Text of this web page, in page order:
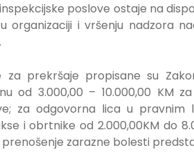
poslove ostaje na
organizaciji i vršenju nadzora
za prekršaje propisane su
od 3.000,00 – 10.000,00 KM
za odgovorna lica u pravnim
i obrtnike od 2.000,00KM do
zarazne bolesti